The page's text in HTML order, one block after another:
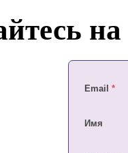
Email *
Имя